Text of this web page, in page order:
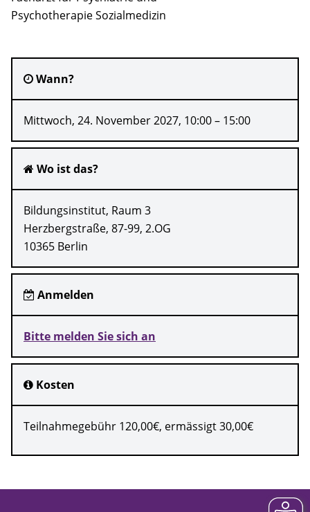
Suche
Psychotherapie Sozialmedizin
Wann?
Mittwoch, 24. November 2027, 10:00 – 15:00
Wo ist das?
Bildungsinstitut, Raum 3
Herzbergstraße, 87-99, 2.OG
10365 Berlin
Anmelden
Bitte melden Sie sich an
Kosten
Teilnahmegebühr 120,00€, ermässigt 30,00€